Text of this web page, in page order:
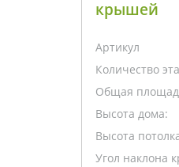
крышей
Артикул
Количество
Общая
Высота дома:
Высота
Угол наклона